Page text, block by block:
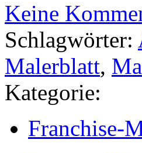
Keine
Schlagwörter:
Malerblatt,
Kategorie:
Franchise-